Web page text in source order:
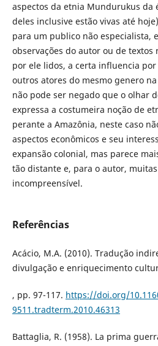
aspectos da etnia Mundurukus da
deles inclusive estão vivas até
para um publico não especialista,
observações do autor ou de
por ele lidos, a certa influencia
outros atores do mesmo genero
não pode ser negado que o olhar
expressa a costumeira noção de
perante a Amazônia, neste caso
aspectos econômicos e seu
expansão colonial, mas parece
tão distante e, para o autor,
incompreensível.
Referências
Acácio, M.A. (2010). Tradução
divulgação e enriquecimento
, pp. 97-117. https://doi.org/
9511.tradterm.2010.46313
Battaglia, R. (1958). La prima